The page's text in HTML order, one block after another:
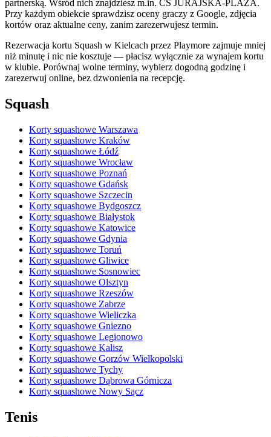
partnerską. Wśród nich znajdziesz m.in. CS JURAJSKA-PLAZA.
Przy każdym obiekcie sprawdzisz oceny graczy z Google, zdjęcia
kortów oraz aktualne ceny, zanim zarezerwujesz termin.
Rezerwacja kortu Squash w Kielcach przez Playmore zajmuje mniej
niż minutę i nic nie kosztuje — płacisz wyłącznie za wynajem kortu
w klubie. Porównaj wolne terminy, wybierz dogodną godzinę i
zarezerwuj online, bez dzwonienia na recepcję.
Squash
Korty squashowe Warszawa
Korty squashowe Kraków
Korty squashowe Łódź
Korty squashowe Wrocław
Korty squashowe Poznań
Korty squashowe Gdańsk
Korty squashowe Szczecin
Korty squashowe Bydgoszcz
Korty squashowe Białystok
Korty squashowe Katowice
Korty squashowe Gdynia
Korty squashowe Toruń
Korty squashowe Gliwice
Korty squashowe Sosnowiec
Korty squashowe Olsztyn
Korty squashowe Rzeszów
Korty squashowe Zabrze
Korty squashowe Wieliczka
Korty squashowe Gniezno
Korty squashowe Legionowo
Korty squashowe Kalisz
Korty squashowe Gorzów Wielkopolski
Korty squashowe Tychy
Korty squashowe Dąbrowa Górnicza
Korty squashowe Nowy Sącz
Tenis